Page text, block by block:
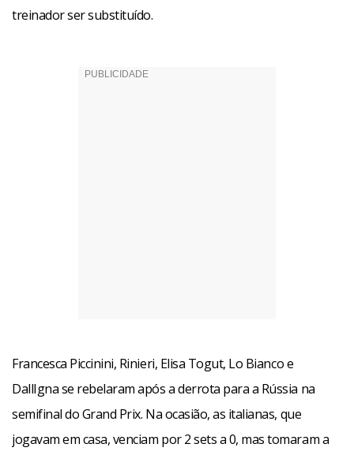
treinador ser substituído.
Francesca Piccinini, Rinieri, Elisa Togut, Lo Bianco e
DallIgna se rebelaram após a derrota para a Rússia na
semifinal do Grand Prix. Na ocasião, as italianas, que
jogavam em casa, venciam por 2 sets a 0, mas tomaram a